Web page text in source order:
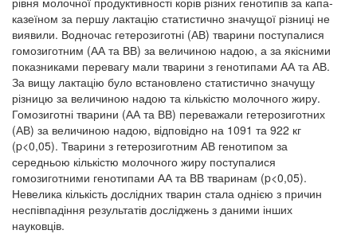
казеїном за першу лактацію статистично значущої різниці не
виявили. Водночас гетерозиготні (АВ) тварини поступалися
гомозиготним (АА та ВВ) за величиною надою, а за якісними
показниками перевагу мали тварини з генотипами АА та АВ.
За вищу лактацію було встановлено статистично значущу
різницю за величиною надою та кількістю молочного жиру.
Гомозиготні тварини (АА та ВВ) переважали гетерозиготних
(АВ) за величиною надою, відповідно на 1091 та 922 кг
(p<0,05). Тварини з гетерозиготним АВ генотипом за
середньою кількістю молочного жиру поступалися
гомозиготними генотипами АА та ВВ тваринам (p<0,05).
Невелика кількість дослідних тварин стала однією з причин
неспівпадіння результатів досліджень з даними інших
науковців.